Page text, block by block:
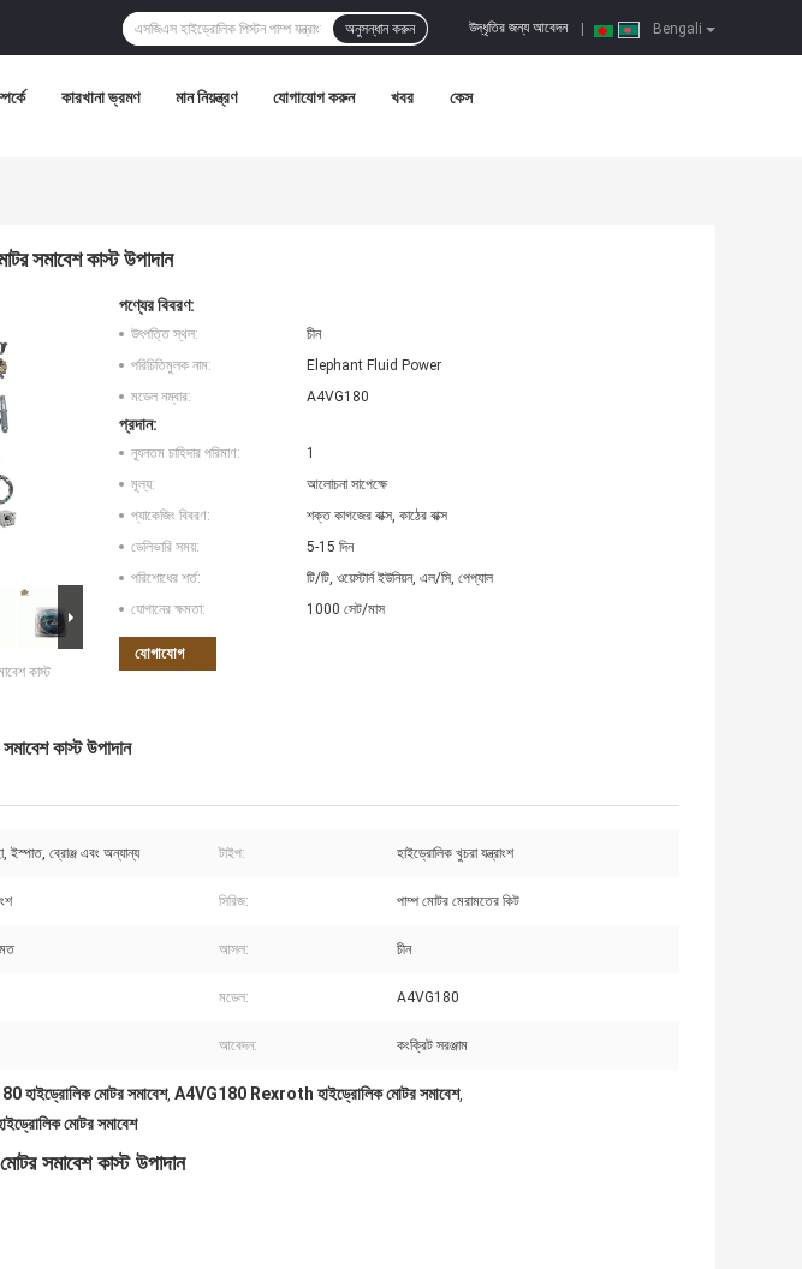
Bengali
উদ্ধৃতির জন্য আবেদন
অনুসন্ধান করুন
কারখানা ভ্রমণ মান নিয়ন্ত্রণ যোগাযোগ করুন খবর কেস
সমাবেশ কাস্ট উপাদান
কাস্ট
পণ্যের বিবরণ:
উৎপত্তি স্থল:
চীন
পরিচিতিমুলক নাম:
Elephant Fluid Power
মডেল নম্বার:
A4VG180
প্রদান:
ন্যূনতম চাহিদার পরিমাণ:
1
মূল্য:
আলোচনা সাপেক্ষে
প্যাকেজিং বিবরণ:
শক্ত কাগজের বাক্স, কাঠের বাক্স
ডেলিভারি সময়:
5-15 দিন
পরিশোধের শর্ত:
টি/টি, ওয়েস্টার্ন ইউনিয়ন, এল/সি, পেপ্যাল
যোগানের ক্ষমতা:
1000 সেট/মাস
যোগাযোগ
কাস্ট উপাদান
ইস্পাত, ব্রোঞ্জ এবং অন্যান্য টাইপ: হাইড্রোলিক খুচরা যন্ত্রাংশ
সিরিজ: পাম্প মোটর মেরামতের কিট
আসল: চীন
মডেল: A4VG180
আবেদন: কংক্রিট সরঞ্জাম
হাইড্রোলিক মোটর সমাবেশ, A4VG180 Rexroth হাইড্রোলিক মোটর সমাবেশ,
মোটর সমাবেশ
সমাবেশ কাস্ট উপাদান